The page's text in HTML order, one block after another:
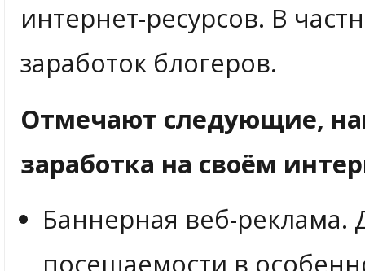
интернет-ресурсов. В
заработок блогеров.
Отмечают следующие,
заработка на своём
Баннерная веб-
посещаемости в